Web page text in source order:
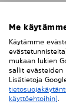
Me
Käytämme
mukaan lukien
sallit evästeiden
Lisätietoja
käyttöehtoihin].